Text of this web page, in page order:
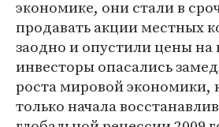
экономике, они стали в
продавать акции местных
заодно и опустили цены на
инвесторы опасались
роста мировой экономики,
только начала